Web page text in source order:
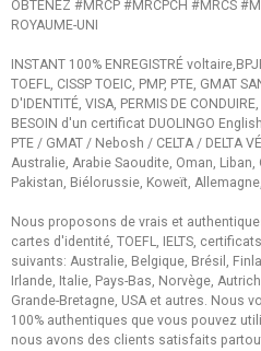
OBTENEZ #MRCP #MRCPCH #MRCS
ROYAUME-UNI
INSTANT 100% ENREGISTRÉ
TOEFL, CISSP TOEIC, PMP, PTE, GMAT
D'IDENTITÉ, VISA, PERMIS DE CONDUIRE,
BESOIN d'un certificat DUOLINGO
PTE / GMAT / Nebosh / CELTA / DELTA
Australie, Arabie Saoudite, Oman, Liban,
Pakistan, Biélorussie, Koweït,
Nous proposons de vrais et
cartes d'identité, TOEFL, IELTS,
suivants: Australie, Belgique, Brésil,
Irlande, Italie, Pays-Bas, Norvège,
Grande-Bretagne, USA et autres. Nous
100% authentiques que vous pouvez
nous avons des clients satisfaits